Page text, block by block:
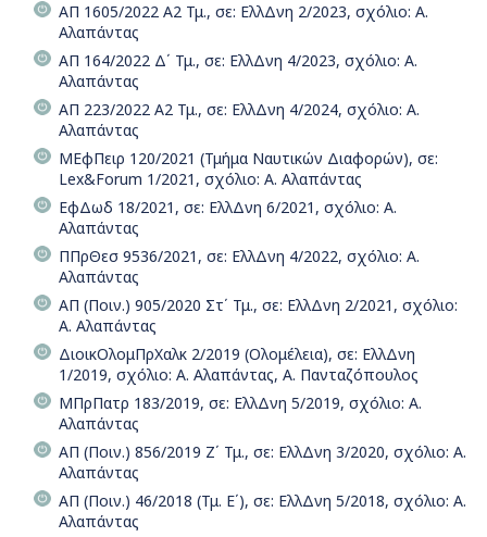
ΑΠ 1605/2022 Α2 Τμ., σε: ΕλλΔνη 2/2023, σχόλιο: Α.
Αλαπάντας
ΑΠ 164/2022 Δ΄ Τμ., σε: ΕλλΔνη 4/2023, σχόλιο: Α.
Αλαπάντας
ΑΠ 223/2022 Α2 Τμ., σε: ΕλλΔνη 4/2024, σχόλιο: Α.
Αλαπάντας
ΜΕφΠειρ 120/2021 (Τμήμα Ναυτικών Διαφορών), σε:
Lex&Forum 1/2021, σχόλιο: Α. Αλαπάντας
ΕφΔωδ 18/2021, σε: ΕλλΔνη 6/2021, σχόλιο: Α.
Αλαπάντας
ΠΠρΘεσ 9536/2021, σε: ΕλλΔνη 4/2022, σχόλιο: Α.
Αλαπάντας
ΑΠ (Ποιν.) 905/2020 Στ΄ Τμ., σε: ΕλλΔνη 2/2021, σχόλιο:
Α. Αλαπάντας
ΔιοικΟλομΠρΧαλκ 2/2019 (Ολομέλεια), σε: ΕλλΔνη
1/2019, σχόλιο: Α. Αλαπάντας, Α. Πανταζόπουλος
ΜΠρΠατρ 183/2019, σε: ΕλλΔνη 5/2019, σχόλιο: Α.
Αλαπάντας
ΑΠ (Ποιν.) 856/2019 Ζ΄ Τμ., σε: ΕλλΔνη 3/2020, σχόλιο: Α.
Αλαπάντας
ΑΠ (Ποιν.) 46/2018 (Τμ. Ε΄), σε: ΕλλΔνη 5/2018, σχόλιο: Α.
Αλαπάντας